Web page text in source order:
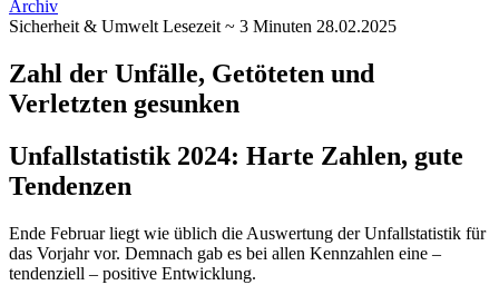
Archiv
Sicherheit & Umwelt Lesezeit ~ 3 Minuten 28.02.2025
Zahl der Unfälle, Getöteten und
Verletzten gesunken
Unfallstatistik 2024: Harte Zahlen, gute
Tendenzen
Ende Februar liegt wie üblich die Auswertung der Unfallstatistik für
das Vorjahr vor. Demnach gab es bei allen Kennzahlen eine –
tendenziell – positive Entwicklung.